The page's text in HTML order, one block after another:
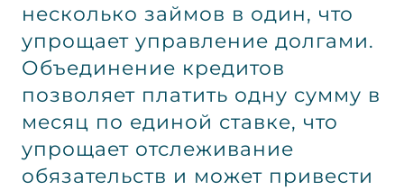
несколько займов в один, что
упрощает управление долгами.
Объединение кредитов
позволяет платить одну сумму в
месяц по единой ставке, что
упрощает отслеживание
обязательств и может привести